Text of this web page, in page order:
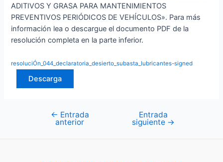
ADITIVOS Y GRASA PARA MANTENIMIENTOS
PREVENTIVOS PERIÓDICOS DE VEHÍCULOS». Para más
información lea o descargue el documento PDF de la
resolución completa en la parte inferior.
resoluciÓn_044_declaratoria_desierto_subasta_lubricantes-signed
Descarga
Navegación
← Entrada
anterior
Entrada
siguiente →